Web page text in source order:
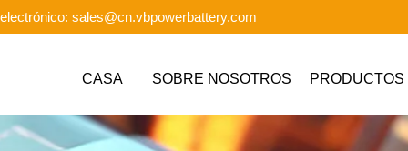
sales@cn.vbpowerbattery.com
CASA SOBRE NOSOTROS PRODUCTOS